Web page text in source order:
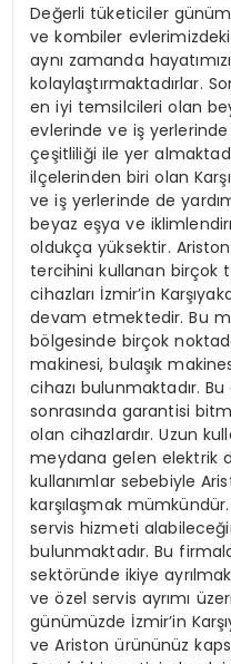
Değerli tüketiciler
ve kombiler evlerimizdeki
aynı zamanda
kolaylaştırmaktadırlar.
en iyi temsilcileri olan
evlerinde ve iş
çeşitliliği ile yer
ilçelerinden biri olan
ve iş yerlerinde de
beyaz eşya ve
oldukça yüksektir.
tercihini kullanan birçok
cihazları İzmir’in
devam etmektedir. Bu
bölgesinde birçok
makinesi, bulaşık
cihazı bulunmaktadır.
sonrasında garantisi
olan cihazlardır. Uzun
meydana gelen elektrik
kullanımlar sebebiyle
karşılaşmak
servis hizmeti
bulunmaktadır. Bu
sektöründe ikiye
ve özel servis ayrımı
günümüzde İzmir’in
ve Ariston ürününüz